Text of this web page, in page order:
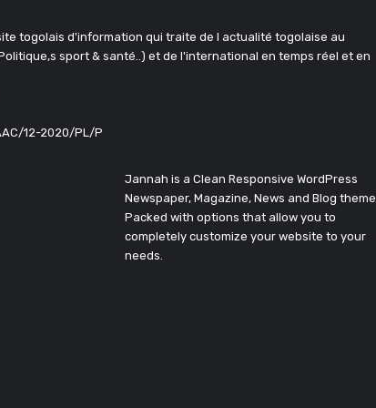
togolais d'information qui traite de l actualité togolaise au
sport & santé..) et de l'international en temps réel et en
12-2020/PL/P
Jannah is a Clean Responsive WordPress
Newspaper, Magazine, News and Blog theme.
Packed with options that allow you to
completely customize your website to your
needs.